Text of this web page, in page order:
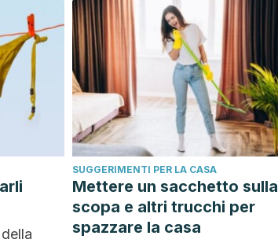
SUGGERIMENTI PER LA CASA
Mettere un sacchetto sulla
scopa e altri trucchi per
spazzare la casa